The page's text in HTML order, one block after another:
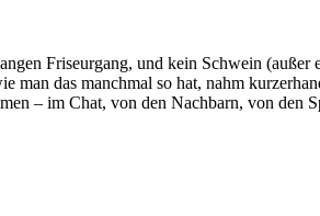
Friseurgang, und kein Schwein
man das manchmal so hat, nahm
– im Chat, von den Nachbarn, von